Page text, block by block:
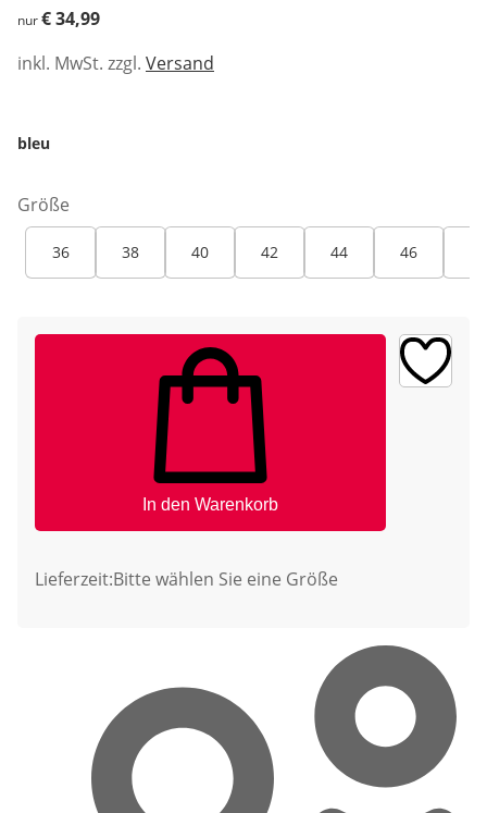
€ 34,99
nur€ 34,99
inkl. MwSt. zzgl. Versand
bleu
Größe
36 38 40 42 44 46
In den Warenkorb
Lieferzeit:Bitte wählen Sie eine Größe